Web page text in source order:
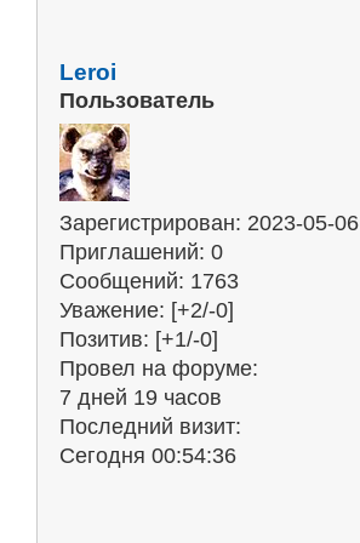
Leroi
Пользователь
Зарегистрирован: 2023-05-06
Приглашений: 0
Сообщений: 1763
Уважение: [+2/-0]
Позитив: [+1/-0]
Провел на форуме:
7 дней 19 часов
Последний визит:
Сегодня 00:54:36